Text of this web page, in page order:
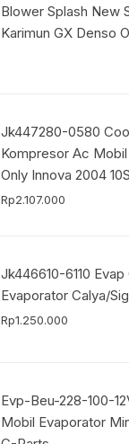
Blower Splash New
Karimun GX Denso
Jk447280-0580
Kompresor Ac
Only Innova 2004
Rp2.107.000
Jk446610-6110
Evaporator Calya/
Rp1.250.000
Evp-Beu-228-100-
Mobil Evaporator